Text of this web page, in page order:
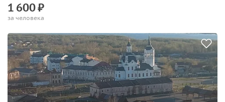
1 600₽
за человека